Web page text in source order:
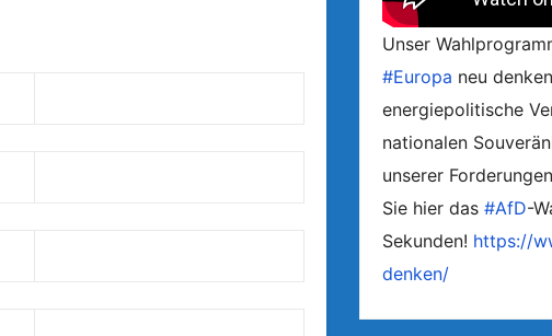
Unser
#Europa neu
energiepolitische
nationalen
unserer
Sie hier das#AfD-
Sekunden! https://
denken/